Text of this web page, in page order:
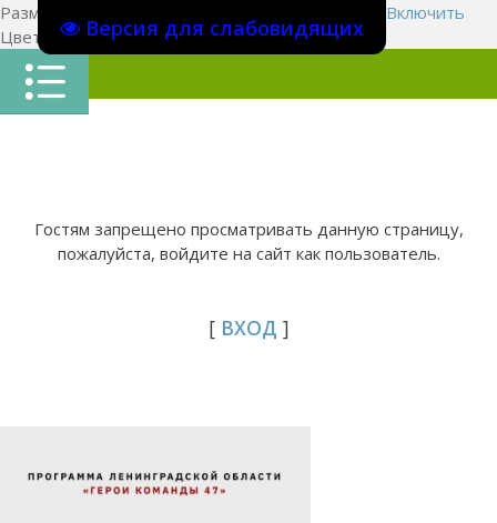
Версия для слабовидящих
Размер шрифта:
Включить
Цвет сайтаЦ Ц Ц Х
Гостям запрещено просматривать данную страницу,
пожалуйста, войдите на сайт как пользователь.
[ ВХОД ]